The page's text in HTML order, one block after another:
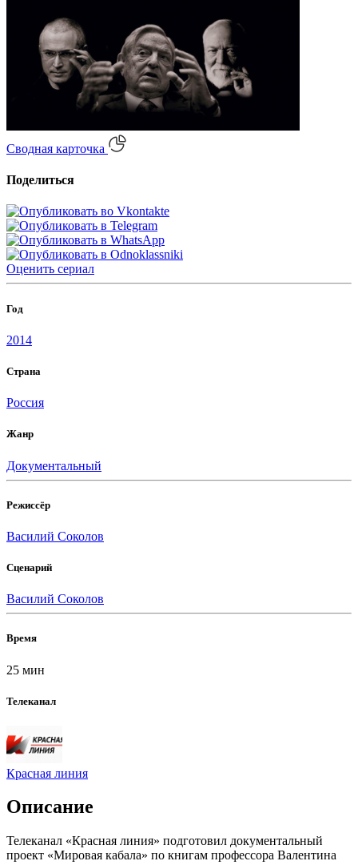
Сводная карточка
Поделиться
Оценить сериал
Год
2014
Страна
Россия
Жанр
Документальный
Режиссёр
Василий Соколов
Сценарий
Василий Соколов
Время
25 мин
Телеканал
Красная линия
Описание
Телеканал «Красная линия» подготовил документальный
проект «Мировая кабала» по книгам профессора Валентина